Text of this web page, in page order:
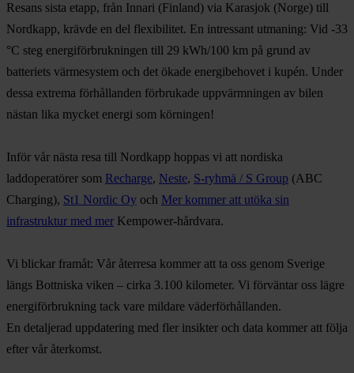
Resans sista etapp, från Innari (Finland) via Karasjok (Norge) till
Nordkapp, krävde en del flexibilitet. En intressant utmaning: Vid -33
°C steg energiförbrukningen till 29 kWh/100 km på grund av
batteriets värmesystem och det ökade energibehovet i kupén. Under
dessa extrema förhållanden förbrukade uppvärmningen av bilen
nästan lika mycket energi som körningen!
Inför vår nästa resa till Nordkapp hoppas vi att nordiska
laddoperatörer som Recharge, Neste, S-ryhmä / S Group (ABC
Charging), St1 Nordic Oy och Mer kommer att utöka sin
infrastruktur med mer Kempower-hårdvara.
Vi blickar framåt: Vår återresa kommer att ta oss genom Sverige
längs Bottniska viken – cirka 3.100 kilometer. Vi förväntar oss lägre
energiförbrukning tack vare mildare väderförhållanden.
En detaljerad uppdatering med fler insikter och data kommer att följa
efter vår återkomst.